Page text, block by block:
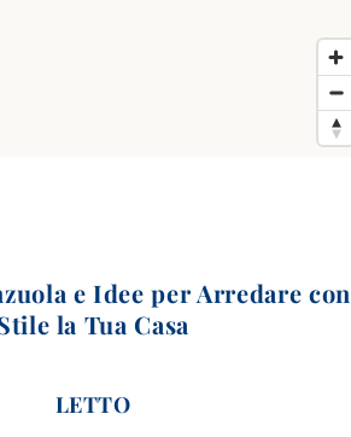
e Idee per Arredare con
la Tua Casa
LETTO